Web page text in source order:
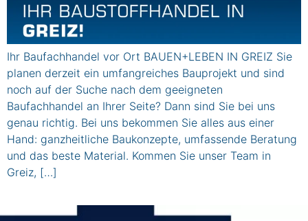
Ihr Baufachhandel vor Ort BAUEN+LEBEN IN GREIZ Sie
planen derzeit ein umfangreiches Bauprojekt und sind
noch auf der Suche nach dem geeigneten
Baufachhandel an Ihrer Seite? Dann sind Sie bei uns
genau richtig. Bei uns bekommen Sie alles aus einer
Hand: ganzheitliche Baukonzepte, umfassende Beratung
und das beste Material. Kommen Sie unser Team in
Greiz, […]